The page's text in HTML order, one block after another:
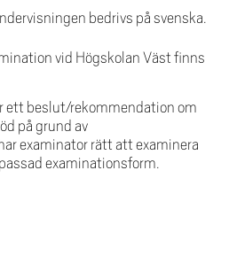
bedrivs på svenska.
vid Högskolan Väst finns
ett beslut/rekommendation om
på grund av
examinator rätt att examinera
examinationsform.